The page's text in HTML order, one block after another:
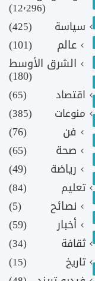
(12٬296)
سياسة
(425)
عالم
(101)
الشرق الأوسط
(180)
اقتصاد
(65)
منوعات
(385)
فن
(76)
صحة
(65)
رياضة
(49)
تعليم (84)
نصائح
(5)
أخبار
(59)
ثقافة
(34)
تاريخ
(15)